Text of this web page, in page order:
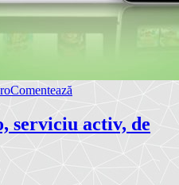
Comentează
serviciu activ, de